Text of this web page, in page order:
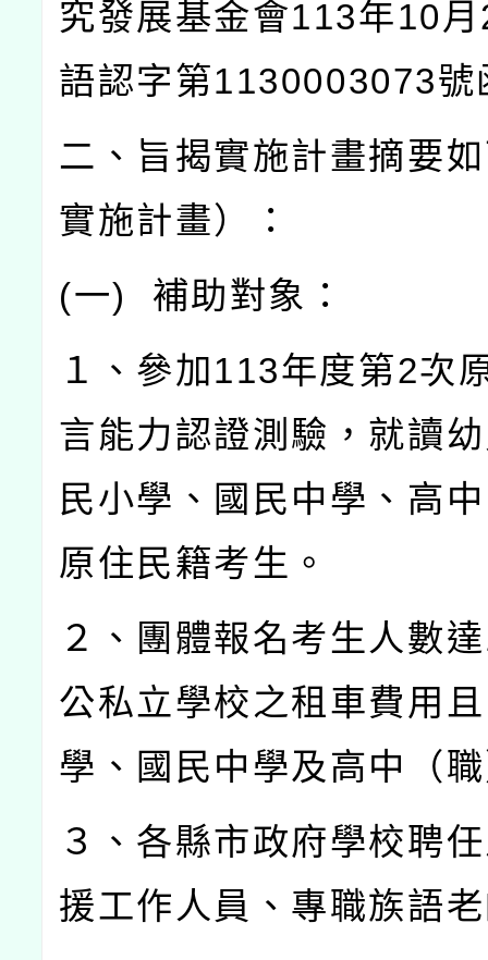
究發展基金會113年10月
語認字第1130003073號
二、旨揭實施計畫摘要
實施計畫）：
(一) 補助對象：
１、參加113年度第2次
言能力認證測驗，就讀
民小學、國民中學、高
原住民籍考生。
２、團體報名考生人數達
公私立學校之租車費用
學、國民中學及高中（
３、各縣市政府學校聘
援工作人員、專職族語